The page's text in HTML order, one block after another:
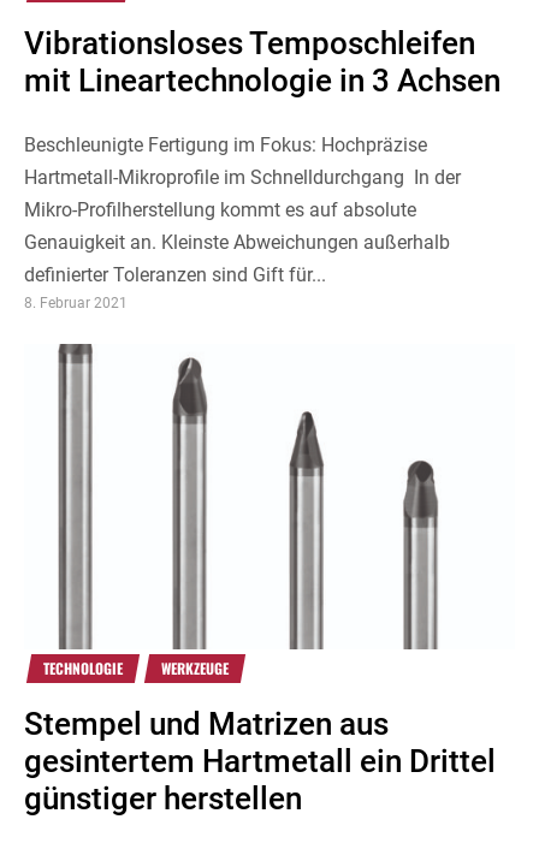
Vibrationsloses Temposchleifen
mit Lineartechnologie in 3 Achsen
Beschleunigte Fertigung im Fokus: Hochpräzise
Hartmetall-Mikroprofile im Schnelldurchgang In der
Mikro-Profilherstellung kommt es auf absolute
Genauigkeit an. Kleinste Abweichungen außerhalb
definierter Toleranzen sind Gift für...
8. Februar 2021
TECHNOLOGIE WERKZEUGE
Stempel und Matrizen aus
gesintertem Hartmetall ein Drittel
günstiger herstellen